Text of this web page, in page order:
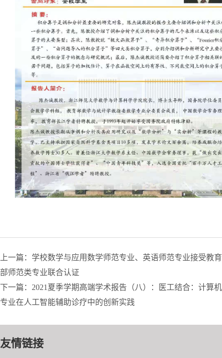
上一篇：学校数学与应用数学师范专业、英语师范专业接受教育
部师范类专业联合认证
下一篇：2021夏季学期高端学术报告（八）：医工结合：计算机
专业在人工智能辅助诊疗中的创新实践
友情链接